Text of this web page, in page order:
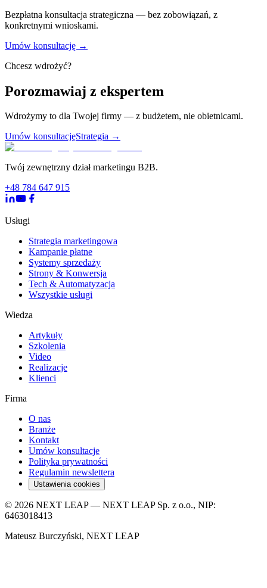
Bezpłatna konsultacja strategiczna — bez zobowiązań, z
konkretnymi wnioskami.
Umów konsultację →
Chcesz wdrożyć?
Porozmawiaj z ekspertem
Wdrożymy to dla Twojej firmy — z budżetem, nie obietnicami.
Umów konsultacjęStrategia →
Twój zewnętrzny dział marketingu B2B.
+48 784 647 915
Usługi
Strategia marketingowa
Kampanie płatne
Systemy sprzedaży
Strony & Konwersja
Tech & Automatyzacja
Wszystkie usługi
Wiedza
Artykuły
Szkolenia
Video
Realizacje
Klienci
Firma
O nas
Branże
Kontakt
Umów konsultacje
Polityka prywatności
Regulamin newslettera
Ustawienia cookies
© 2026 NEXT LEAP — NEXT LEAP Sp. z o.o., NIP:
6463018413
Mateusz Burczyński, NEXT LEAP